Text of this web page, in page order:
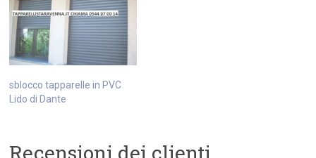
sblocco tapparelle in PVC
Lido di Dante
Recensioni dei clienti